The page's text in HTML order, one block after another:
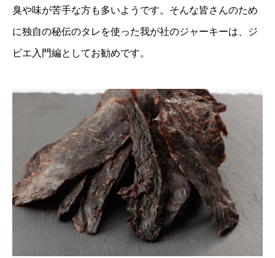
臭や味が苦手な方も多いようです。そんな皆さんのため
に独自の秘伝のタレを使った我が社のジャーキーは、ジ
ビエ入門編としてお勧めです。